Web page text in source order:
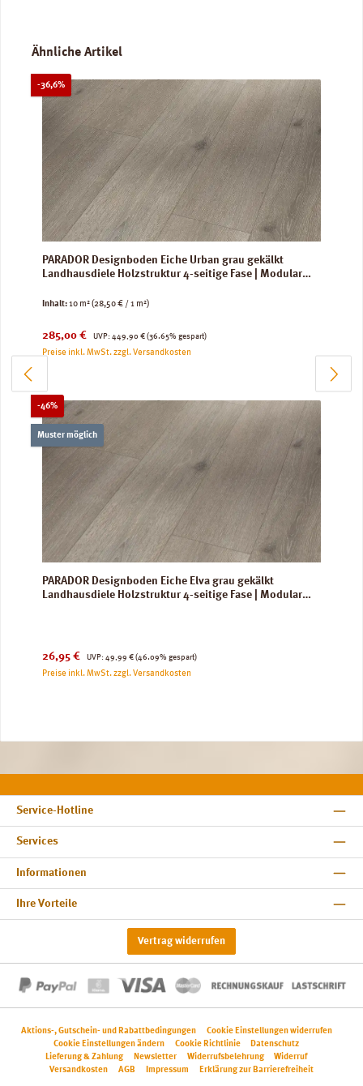
Produktgalerie überspringen
Ähnliche Artikel
-36,6%Rabatt
PARADOR Designboden Eiche Urban grau gekälkt
Landhausdiele Holzstruktur 4-seitige Fase | Modular
Inhalt:10 m²(28,50 € / 1 m²)
Verkaufspreis:
285,00 € UVP:
Regulärer Preis:
449,90 € (36.65% gespart)
Preise inkl. MwSt. zzgl. Versandkosten
-46%Rabatt
Muster möglich
PARADOR Designboden Eiche Elva grau gekälkt
Landhausdiele Holzstruktur 4-seitige Fase | Modular
Verkaufspreis:
26,95 € UVP:
Regulärer Preis:
49,99 € (46.09% gespart)
Preise inkl. MwSt. zzgl. Versandkosten
Service-Hotline
Services
Informationen
Ihre Vorteile
Vertrag widerrufen
Aktions-, Gutschein- und Rabattbedingungen
Cookie Einstellungen widerrufen
Cookie Einstellungen ändern
Cookie Richtlinie
Datenschutz
Lieferung & Zahlung
Newsletter Widerrufsbelehrung
Widerruf
Versandkosten
AGB Impressum Erklärung zur Barrierefreiheit